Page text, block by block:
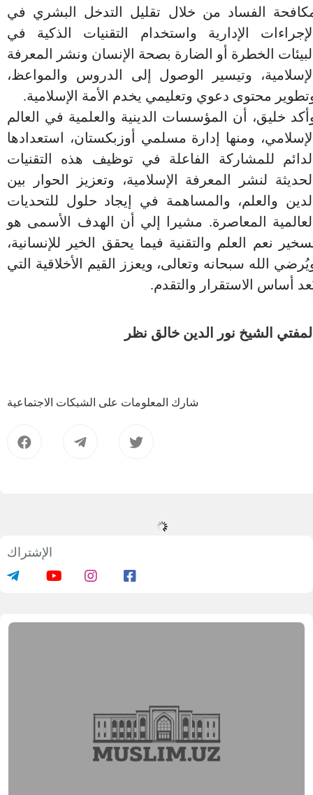
الفساد من خلال تقليل التدخل البشري في
الإدارية واستخدام التقنيات الذكية في
الخطرة أو الضارة بصحة الإنسان ونشر المعرفة
وتيسير الوصول إلى الدروس والمواعظ،
محتوى دعوي وتعليمي يخدم الأمة الإسلامية.
خليق، أن المؤسسات الدينية والعلمية في العالم
ومنها إدارة مسلمي أوزبكستان، استعدادها
للمشاركة الفاعلة في توظيف هذه التقنيات
لنشر المعرفة الإسلامية، وتعزيز الحوار بين
والعلم، والمساهمة في إيجاد حلول للتحديات
المعاصرة. مشيرا إلي أن الهدف الأسمى هو
نعم العلم والتقنية فيما يحقق الخير للإنسانية،
الله سبحانه وتعالى، ويعزز القيم الأخلاقية التي
أساس الاستقرار والتقدم.
الشيخ نور الدين خالق نظر
شارك المعلومات على الشبكات الاجتماعية
الإشتراك